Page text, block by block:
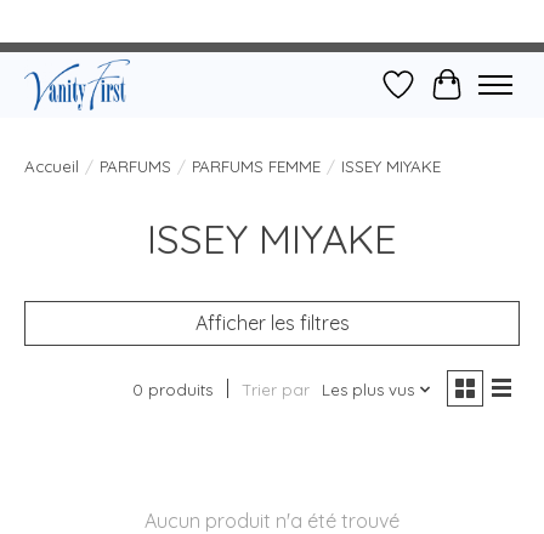
Liste dePanier
Accueil / PARFUMS / PARFUMS FEMME / ISSEY MIYAKE
ISSEY MIYAKE
Afficher les filtres
0 produits Trier par Les plus vus
Aucun produit n'a été trouvé